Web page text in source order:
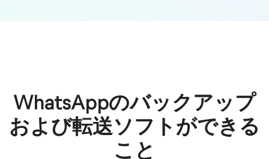
WhatsAppのバックアップ
および転送ソフトができる
こと